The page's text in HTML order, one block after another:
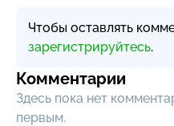
Чтобы оставлять
зарегистрируйтесь.
Комментарии
Здесь пока нет
первым.